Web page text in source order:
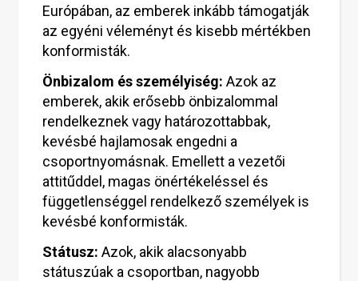
Európában, az emberek inkább támogatják
az egyéni véleményt és kisebb mértékben
konformisták.
Önbizalom és személyiség: Azok az
emberek, akik erősebb önbizalommal
rendelkeznek vagy határozottabbak,
kevésbé hajlamosak engedni a
csoportnyomásnak. Emellett a vezetői
attitűddel, magas önértékeléssel és
függetlenséggel rendelkező személyek is
kevésbé konformisták.
Státusz: Azok, akik alacsonyabb
státuszúak a csoportban, nagyobb